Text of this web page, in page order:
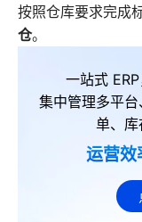
按照仓库要求完成
仓。
一站式
集中管理多平
单、
运营效